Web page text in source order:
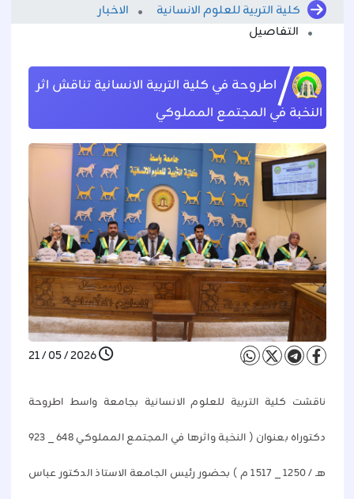
كلية التربية للعلوم الانسانية
الاخبار
التفاصيل
اطروحة في كلية التربية الانسانية تناقش اثر
النخبة في المجتمع المملوكي
2026 / 05 / 21
ناقشت كلية التربية للعلوم الانسانية بجامعة واسط اطروحة
دكتوراه بعنوان ( النخبة واثرها في المجتمع المملوكي 648 _ 923
هـ / 1250 _ 1517 م ) بحضور رئيس الجامعة الاستاذ الدكتور عباس